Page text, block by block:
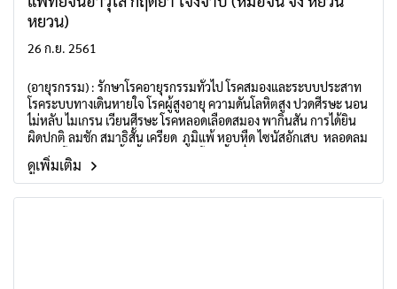
หยวน)
26 ก.ย. 2561
(อายุรกรรม) : รักษาโรคอายุรกรรมทั่วไป โรคสมองและระบบประสาท
โรคระบบทางเดินหายใจ โรคผู้สูงอายุ ความดันโลหิตสูง ปวดศีรษะ นอน
ไม่หลับ ไมเกรน เวียนศีรษะ โรคหลอดเลือดสมอง พากินสัน การได้ยิน
ผิดปกติ ลมชัก สมาธิสั้น เครียด ภูมิแพ้ หอบหืด ไซนัสอักเสบ หลอดลม
อักเสบ โรคปอดอุดกั้นเรื้อรัง(COPD) โรคเนื้อเยื่อระหว่างถุงลมปอด
อักเสบ(ILD) อ่อนเพลีย เป็นต้น
ดูเพิ่มเติม